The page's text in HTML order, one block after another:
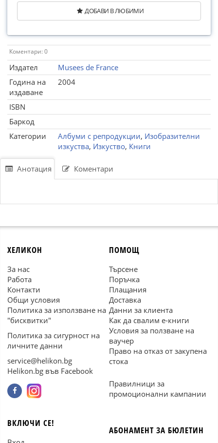
ДОБАВИ В ЛЮБИМИ
Коментари: 0
Издател
Musees de France
Година на
издаване
2004
ISBN
Баркод
Категории
Албуми с репродукции, Изобразителни
изкуства, Изкуство, Книги
Анотация Коментари
ХЕЛИКОН
За нас
Работа
Контакти
Общи условия
Политика за използване на
"бисквитки"
Политика за сигурност на
личните данни
service@helikon.bg
Helikon.bg във Facebook
ПОМОЩ
Търсене
Поръчка
Плащания
Доставка
Данни за клиента
Как да свалим е-книги
Условия за ползване на
ваучер
Право на отказ от закупена
стока
Правилници за
промоционални кампании
ВКЛЮЧИ СЕ!
АБОНАМЕНТ ЗА БЮЛЕТИН